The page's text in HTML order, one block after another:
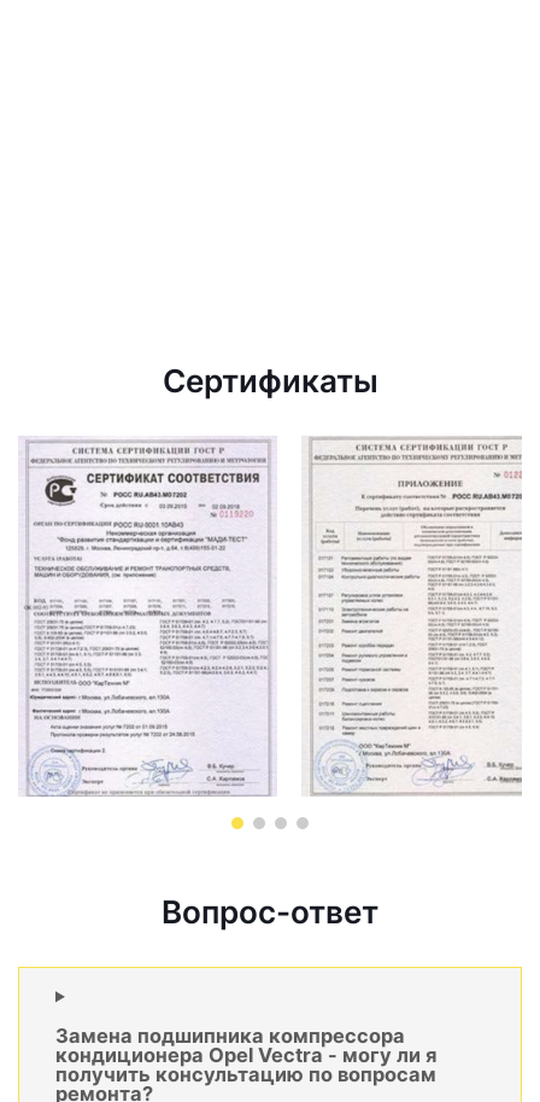
Сертификаты
Вопрос-ответ
Замена подшипника компрессора
кондиционера Opel Vectra - могу ли я
получить консультацию по вопросам
ремонта?